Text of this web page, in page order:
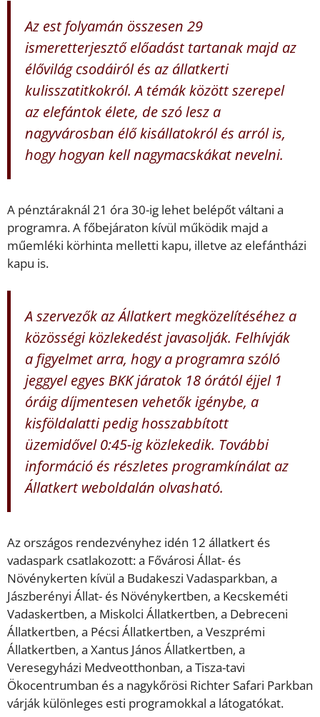
Az est folyamán összesen 29
ismeretterjesztő előadást tartanak majd az
élővilág csodáiról és az állatkerti
kulisszatitkokról. A témák között szerepel
az elefántok élete, de szó lesz a
nagyvárosban élő kisállatokról és arról is,
hogy hogyan kell nagymacskákat nevelni.
A pénztáraknál 21 óra 30-ig lehet belépőt váltani a
programra. A főbejáraton kívül működik majd a
műemléki körhinta melletti kapu, illetve az elefántházi
kapu is.
A szervezők az Állatkert megközelítéséhez a
közösségi közlekedést javasolják. Felhívják
a figyelmet arra, hogy a programra szóló
jeggyel egyes BKK járatok 18 órától éjjel 1
óráig díjmentesen vehetők igénybe, a
kisföldalatti pedig hosszabbított
üzemidővel 0:45-ig közlekedik. További
információ és részletes programkínálat az
Állatkert weboldalán olvasható.
Az országos rendezvényhez idén 12 állatkert és
vadaspark csatlakozott: a Fővárosi Állat- és
Növénykerten kívül a Budakeszi Vadasparkban, a
Jászberényi Állat- és Növénykertben, a Kecskeméti
Vadaskertben, a Miskolci Állatkertben, a Debreceni
Állatkertben, a Pécsi Állatkertben, a Veszprémi
Állatkertben, a Xantus János Állatkertben, a
Veresegyházi Medveotthonban, a Tisza-tavi
Ökocentrumban és a nagykőrösi Richter Safari Parkban
várják különleges esti programokkal a látogatókat.